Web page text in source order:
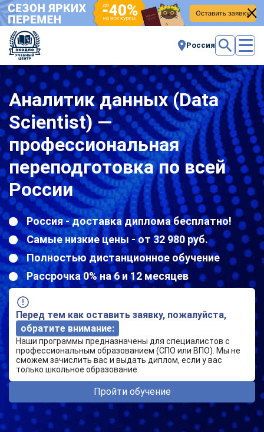
Россия
Аналитик данных (Data
Scientist) —
профессиональная
переподготовка по всей
России
Россия - доставка диплома бесплатно!
Самые низкие цены - от 32 980 руб.
Полностью дистанционное обучение
Рассрочка 0% на 6 и 12 месяцев
Перед тем как оставить заявку, пожалуйста,
обратите внимание:
Наши программы предназначены для специалистов с
профессиональным образованием (СПО или ВПО). Мы не
сможем зачислить вас и выдать диплом, если у вас
только школьное образование.
Пройти обучение